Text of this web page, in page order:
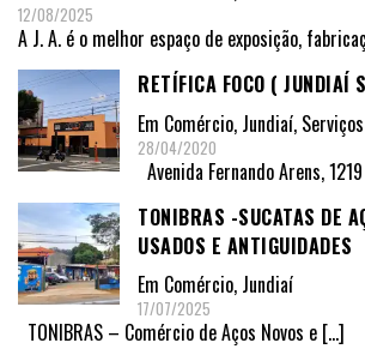
12/08/2025
A J. A. é o melhor espaço de exposição,
RETÍFICA FOCO ( JUNDIAÍ
Em Comércio, Jundiaí, Serviços
28/04/2020
Avenida Fernando Arens,
TONIBRAS -SUCATAS DE
USADOS E ANTIGUIDADES
Em Comércio, Jundiaí
17/07/2025
TONIBRAS – Comércio de Aços Novos e […]